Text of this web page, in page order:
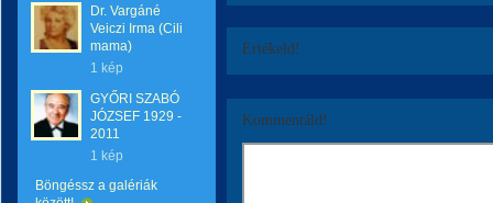
Dr. Vargáné
Veiczi Irma (Cili
mama)
1 kép
GYŐRI SZABÓ
JÓZSEF 1929 -
2011
1 kép
Böngéssz a galériák
Értékeld!
Kommentáld!